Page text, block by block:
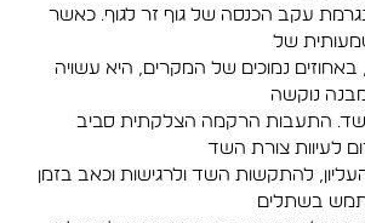
עקב הכנסה של גוף זר לגוף. כאשר
של
נמוכים של המקרים, היא עשויה
נוקשה
התעבות הרקמה הצלקתית סביב
לעיוות צורת השד
להתקשות השד ולרגישות וכאב בזמן
בשתלים